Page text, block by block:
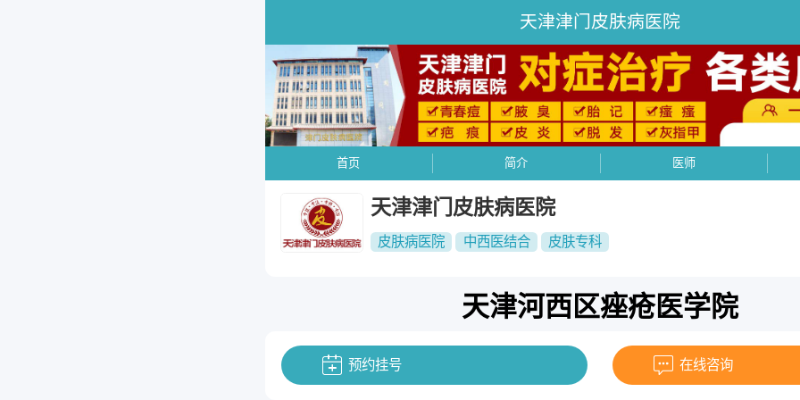
天津津门皮肤病医院
首页 简介 医师
天津津门皮肤病医院
皮肤病医院 中西医结合 皮肤专科
天津河西区痤疮医学院
预约挂号 在线咨询